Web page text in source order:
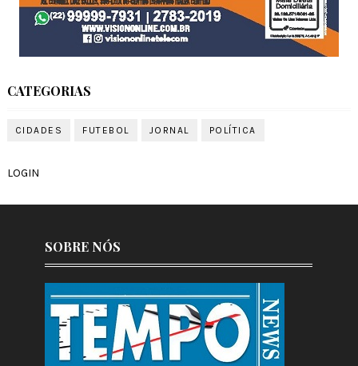
CATEGORIAS
CIDADES FUTEBOL JORNAL POLÍTICA
LOGIN
SOBRE NÓS